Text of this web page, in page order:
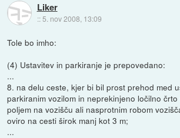
Liker
:: 5. nov 2008, 13:09
Tole bo imho:
(4) Ustavitev in parkiranje je prepovedano:
...
8. na delu ceste, kjer bi bil prost prehod med
parkiranim vozilom in neprekinjeno ločilno
poljem na vozišču ali nasprotnim robom
oviro na cesti širok manj kot 3 m;
...